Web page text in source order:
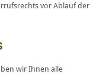
vor Ablauf der
wir Ihnen alle